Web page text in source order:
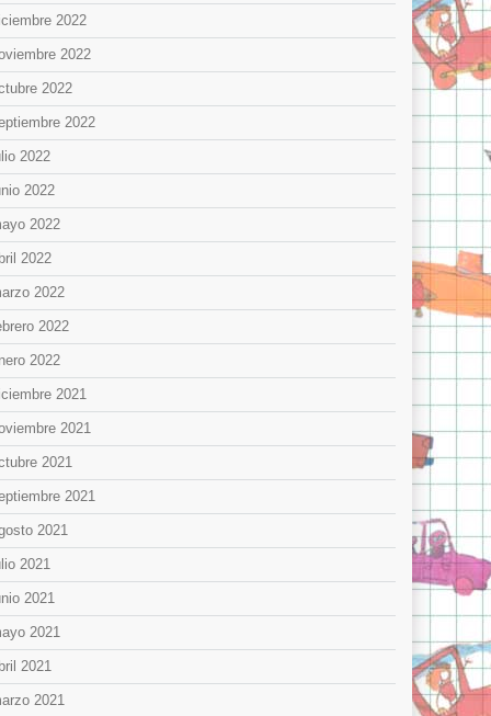
2022
2022
2022
2022
2022
2022
2022
2022
2022
2022
2022
2021
2021
2021
2021
2021
2021
2021
2021
2021
2021